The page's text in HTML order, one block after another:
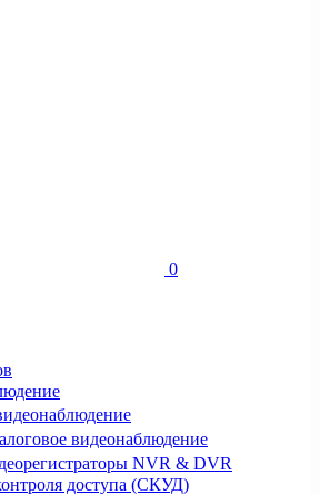
0
видеонаблюдение
NVR & DVR
доступа (СКУД)